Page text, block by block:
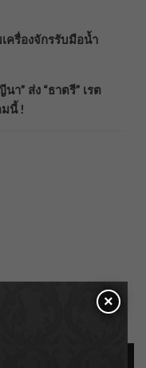
ครื่องจักรรับมือน้ำ
” ส่ง “ธาตรี” เรต
นี้ !
×